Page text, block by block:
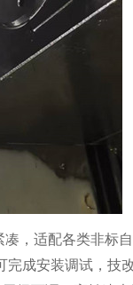
，适配各类非标
成安装调试，技